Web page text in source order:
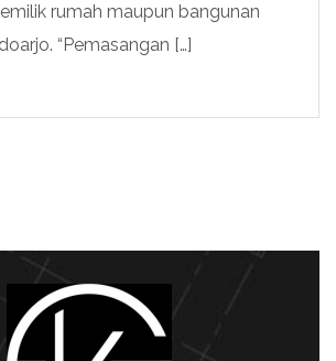
rumah maupun bangunan
“Pemasangan […]